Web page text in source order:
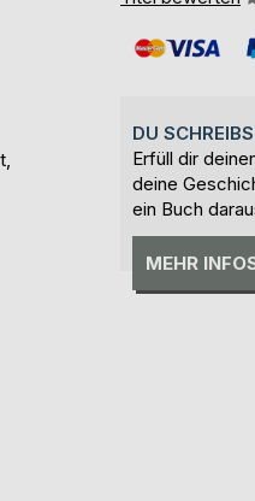
DU
Erfüll dir
deine
ein Buch
MEHR